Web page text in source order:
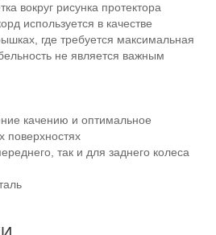
вокруг рисунка протектора
используется в качестве
где требуется максимальная
не является важным
качению и оптимальное
поверхностях
так и для заднего колеса